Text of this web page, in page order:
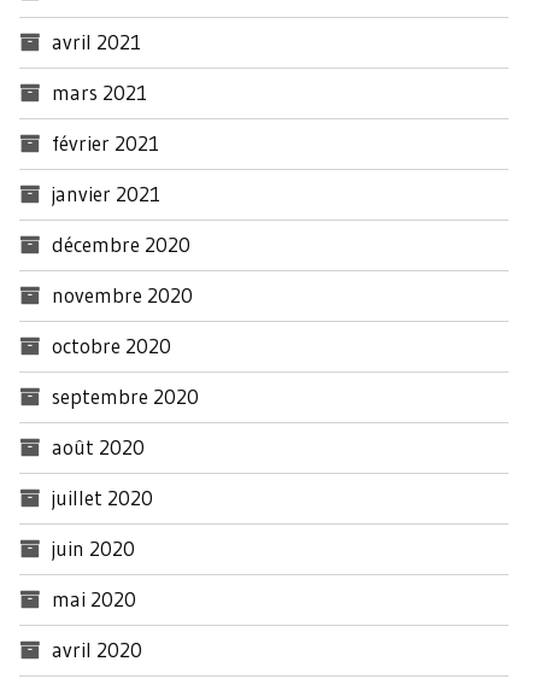
avril 2021
mars 2021
février 2021
janvier 2021
décembre 2020
novembre 2020
octobre 2020
septembre 2020
août 2020
juillet 2020
juin 2020
mai 2020
avril 2020